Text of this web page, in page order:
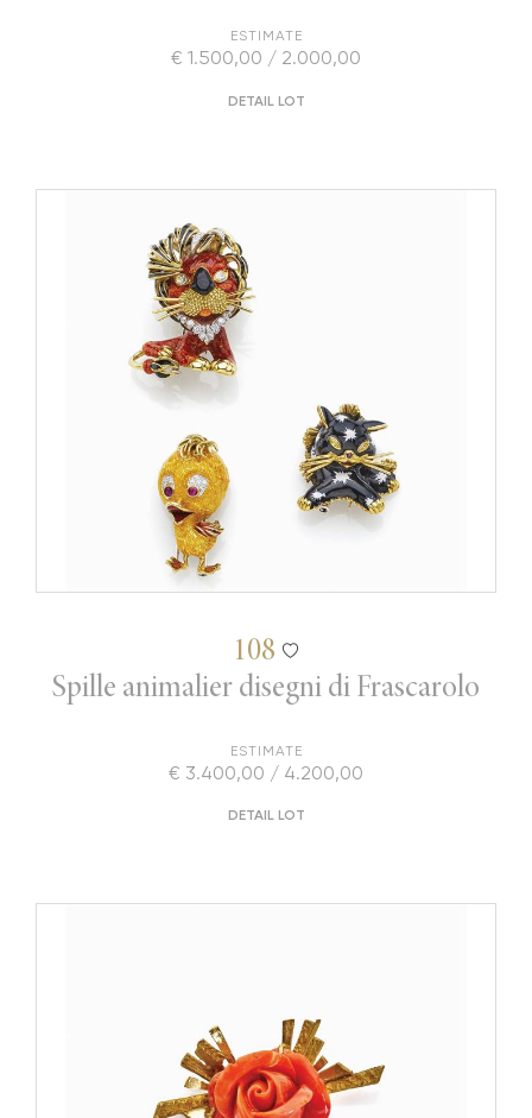
ESTIMATE
€ 1.500,00 / 2.000,00
DETAIL LOT
108
Spille animalier disegni di Frascarolo
ESTIMATE
€ 3.400,00 / 4.200,00
DETAIL LOT